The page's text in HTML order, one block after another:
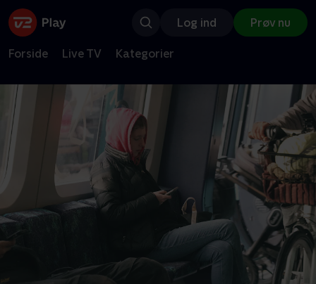
Log ind Prøv nu
Forside Live TV Kategorier